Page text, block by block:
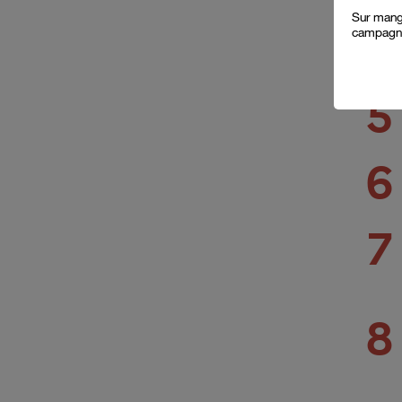
4
5
6
7
8
Sur